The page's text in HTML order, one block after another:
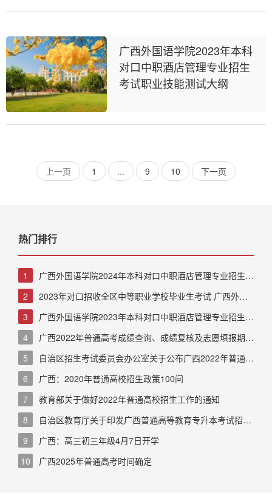
广西外国语学院2023年本科
对口中职酒店管理专业招生
考试职业技能测试大纲
上一页 1 ... 9 10 下一页
热门排行
1
广西外国语学院2024年本科对口中职酒店管理专业招生考
试职业技能测试大纲
2
2023年对口招收全区中等职业学校毕业生考试 广西外国
语学院考点公告
3
广西外国语学院2023年本科对口中职酒店管理专业招生考
试职业技能测试大纲
4
广西2022年普通高考成绩查询、成绩复核及志愿填报期间
咨询电话
5
自治区招生考试委员会办公室关于公布广西2022年普通高
校招生录取最低控制分数线的通知
6
广西：2020年普通高校招生政策100问
7
教育部关于做好2022年普通高校招生工作的通知
8
自治区教育厅关于印发广西普通高等教育专升本考试招生
工作实施办法的通知
9
广西：高三初三年级4月7日开学
10
广西2025年普通高考时间确定